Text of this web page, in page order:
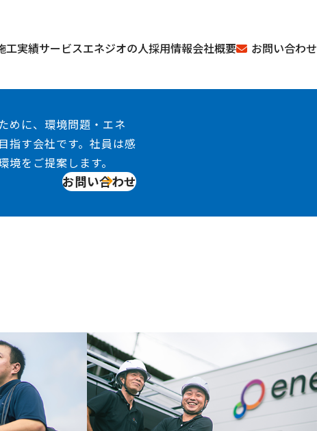
工実績サービスエネジオの人採用情報会社概要 お問い合わせ
めに、環境問題・エネ
指す会社です。社員は感
をご提案します。
お問い合わせ